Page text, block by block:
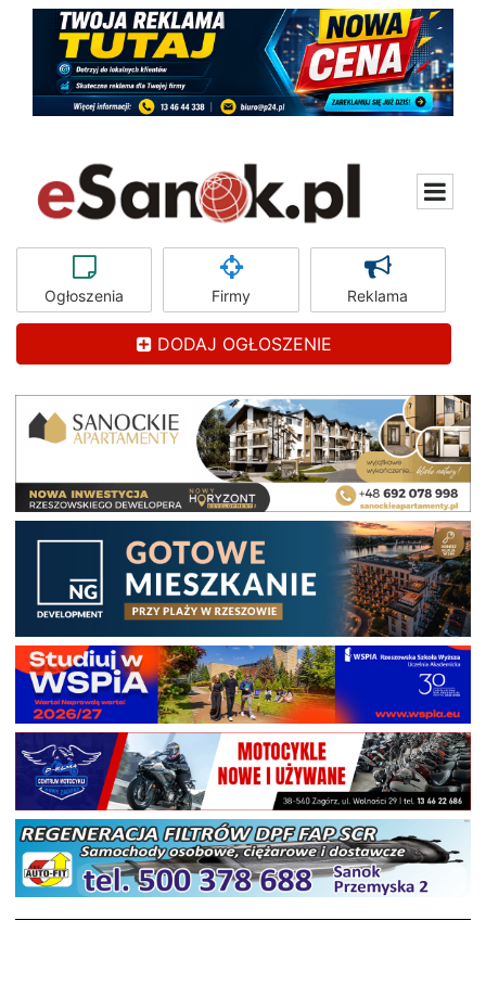
Ogłoszenia Firmy Reklama
DODAJ OGŁOSZENIE